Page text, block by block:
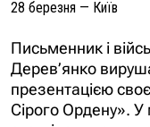
28 березня — Київ
Письменник і
Дерев’янко
презентацією
Сірого Ордену». У